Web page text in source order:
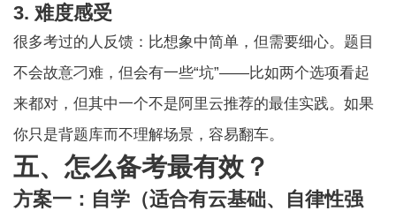
3. 难度感受
很多考过的人反馈：比想象中简单，但需要细心。题目
不会故意刁难，但会有一些“坑”——比如两个选项看起
来都对，但其中一个不是阿里云推荐的最佳实践。如果
你只是背题库而不理解场景，容易翻车。
五、怎么备考最有效？
方案一：自学（适合有云基础、自律性强